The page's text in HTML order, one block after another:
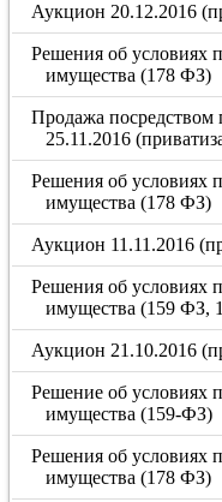
Аукцион 20.12.2016
Решения об условиях
имущества (178 ФЗ)
Продажа посредством
25.11.2016
Решения об условиях
имущества (178 ФЗ)
Аукцион 11.11.2016
Решения об условиях
имущества (159 ФЗ,
Аукцион 21.10.2016
Решение об условиях
имущества (159-ФЗ)
Решения об условиях
имущества (178 ФЗ)